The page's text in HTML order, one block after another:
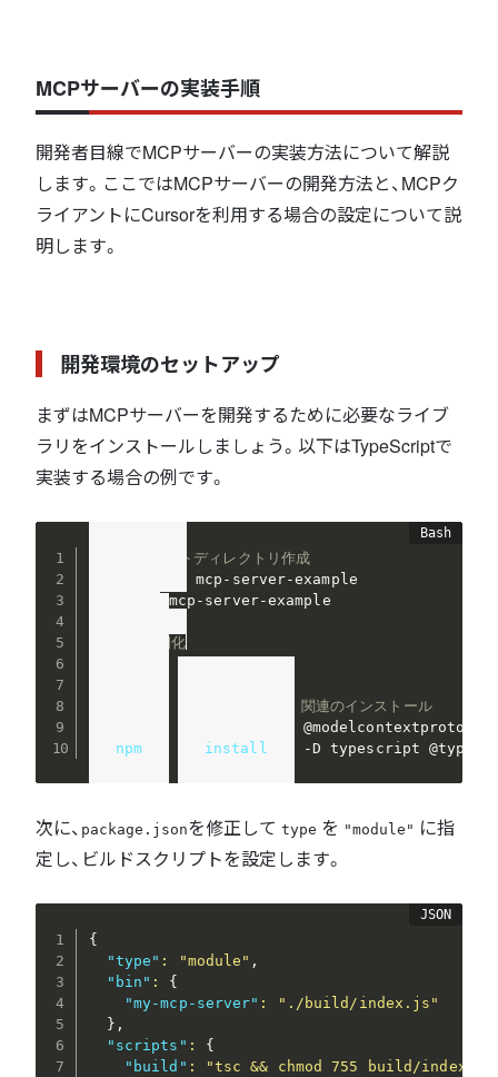
MCPサーバーの実装手順
開発者目線でMCPサーバーの実装方法について解説
します。ここではMCPサーバーの開発方法と、MCPク
ライアントにCursorを利用する場合の設定について説
明します。
開発環境のセットアップ
まずはMCPサーバーを開発するために必要なライブ
ラリをインストールしましょう。以下はTypeScriptで
実装する場合の例です。
# プロジェクトディレクトリ作成
mcp-server-example
# npm 初期化
# MCP SDK と TypeScript 関連のインストール
npm
install -D typescript @types/
次に、 package.jsonを修正して type を "module" に指
定し、ビルドスクリプトを設定します。
{
"type" : "module" ,
"bin" :
{
"my-mcp-server" :
"./build/index.js"
} ,
"scripts" :
{
"build" :
"tsc && chmod 755 build/